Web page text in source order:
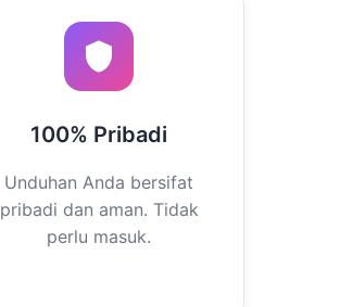
100% Pribadi
Unduhan Anda bersifat
pribadi dan aman. Tidak
perlu masuk.